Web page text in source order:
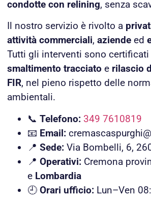
condotte con relining, senza
Il nostro servizio è rivolto a
attività commerciali, aziende ed
Tutti gli interventi sono certificati
smaltimento tracciato e rilascio
FIR, nel pieno rispetto delle
ambientali.
📞 Telefono: 349 7610819
📧 Email:
📍 Sede: Via Bombelli, 6,
📍 Operativi: Cremona
e Lombardia
🕘 Orari ufficio: Lun–Ven